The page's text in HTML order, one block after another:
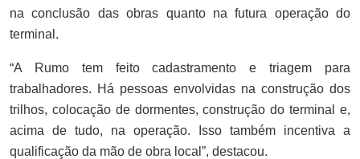
na conclusão das obras quanto na futura operação do
terminal.
“A Rumo tem feito cadastramento e triagem para
trabalhadores. Há pessoas envolvidas na construção dos
trilhos, colocação de dormentes, construção do terminal e,
acima de tudo, na operação. Isso também incentiva a
qualificação da mão de obra local”, destacou.